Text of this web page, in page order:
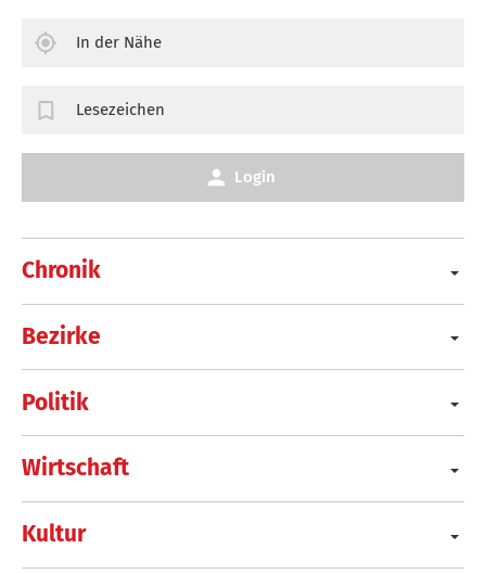
Chronik
Bezirke
Politik
Wirtschaft
Kultur
In der Nähe
Lesezeichen
Login